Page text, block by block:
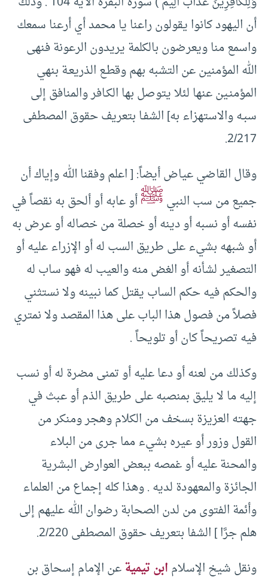
أن اليهود كانوا يقولون راعنا يا محمد أي أرعنا سمعك
واسمع منا ويعرضون بالكلمة يريدون الرعونة فنهى
الله المؤمنين عن التشبه بهم وقطـع الذريعـة بنهي
المؤمنـين عنها لئلا يتوصل بها الكـافر والمنافق إلى
سبـه والاستهزاء به] الشفـا بتعريف حقوق المصطفى
2/217.
وقال القاضي عياض أيضاً: [ اعلم وفقنا الله وإياك أن
جميع من سب النبيﷺأو عابه أو ألحق به نقصاً في
نفسه أو نسبه أو دينه أو خصلة من خصاله أو عرض به
أو شبهه بشيء على طريق السب له أو الإزراء عليه أو
التصغير لشأنه أو الغض منه والعيب له فهو ساب له
والحكم فيه حكم الساب يقتل كما نبينه ولا نستثني
فصلاً من فصول هذا الباب على هذا المقصد ولا نمتري
فيه تصريحاً كان أو تلويحاً .
وكذلك من لعنه أو دعا عليه أو تمنى مضرة له أو نسب
إليه ما لا يليق بمنصبه على طريق الذم أو عبث في
جهته العزيزة بسخف من الكلام وهجر ومنكر من
القول وزور أو عيره بشيء مما جرى من البلاء
والمحنة عليه أو غمصه ببعض العوارض البشرية
الجائزة والمعهودة لديه . وهذا كله إجماع من العلماء
وأئمة الفتوى من لدن الصحابة رضوان الله عليهم إلى
هلم جرَّا ] الشفا بتعريف حقوق المصطفى 2/220.
ونقل شيخ الإسلامابن تيميةعن الإمام إسحاق بن